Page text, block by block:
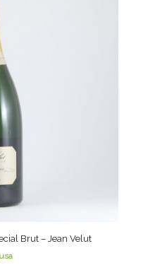
Brut – Jean Velut